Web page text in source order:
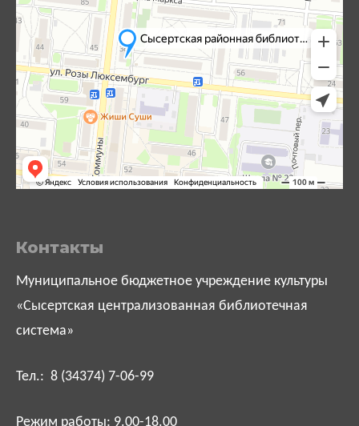
Контакты
Муниципальное бюджетное учреждение культуры
«Сысертская централизованная библиотечная
система»
Тел.: 8 (34374) 7-06-99
Режим работы: 9.00-18.00